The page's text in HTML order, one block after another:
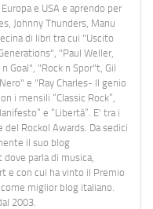
e USA e aprendo per
Johnny Thunders, Manu
di libri tra cui "Uscito
"Paul Weller,
Goal", "Rock n Spor"t, Gil
e "Ray Charles- Il genio
i mensili “Classic Rock”,
e “Libertà”. E' tra i
Rockol Awards. Da sedici
il suo blog
parla di musica,
e con cui ha vinto il Premio
miglior blog italiano.
2003.